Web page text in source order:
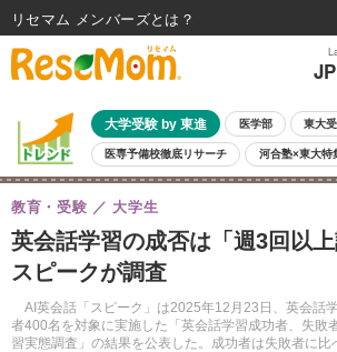
JP
大学受験 by 東進 医学部 東大
医専予備校徹底リサーチ 河合塾×東大特
親子で考える大学選び 高校受験 中学受験 小
共通テスト 夏休み
8月開催イベント・WS 全国公立高校 過去問 人気
自由研究教材（小学生向け）
英会話学習の成否は「週3回以
スピークが調査
AI英会話「スピーク」は2025年12月23日、英会話
者400名を対象に実施した「英会話学習成功者、失敗
習実態調査」の結果を公表した。成功者は失敗者に
教育・受験 大学生
リセマム メンバーズ